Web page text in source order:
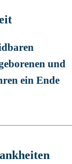
und
ein Ende